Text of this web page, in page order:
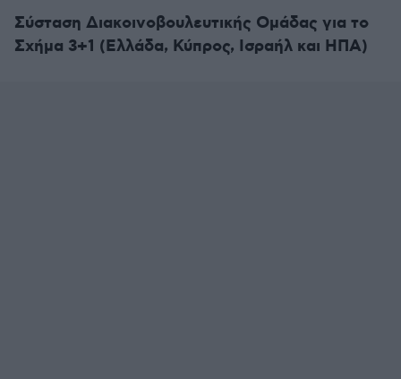
Σύσταση Διακοινοβουλευτικής Ομάδας για το
Σχήμα 3+1 (Ελλάδα, Κύπρος, Ισραήλ και ΗΠΑ)